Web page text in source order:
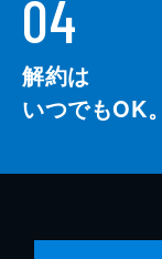
04
解約は
いつでもOK。